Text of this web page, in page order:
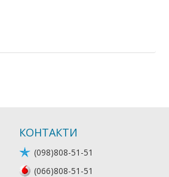
КОНТАКТИ
(098)808-51-51
(066)808-51-51